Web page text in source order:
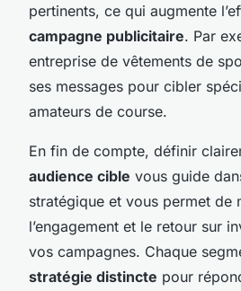
pertinents, ce qui augmente
campagne publicitaire. Par
entreprise de vêtements de
ses messages pour cibler
amateurs de course.
En fin de compte, définir
audience cible vous guide
stratégique et vous permet de
l’engagement et le retour sur
vos campagnes. Chaque
stratégie distincte pour